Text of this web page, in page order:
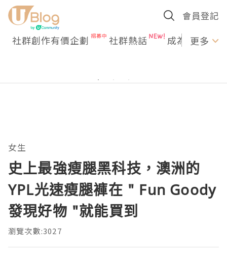
會員登記
社群創作有價企劃 社群熱話 成為U更多
女生
史上最強瘦腿黑科技，澳洲的
YPL光速瘦腿褲在 " Fun Goody
發現好物 "就能買到
瀏覽次數:3027